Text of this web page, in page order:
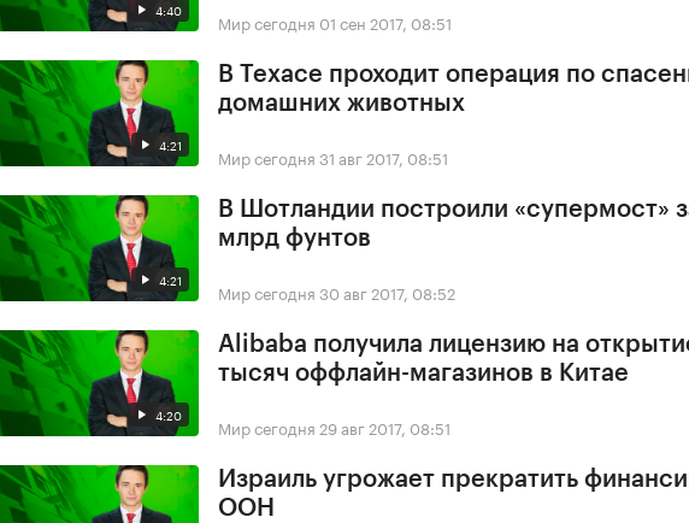
4:40 Мир сегодня 01 сен 2017, 08:51
4:21
В Техасе проходит операция по
домашних животных
Мир сегодня 31 авг 2017, 08:51
4:21
В Шотландии построили «супермост»
млрд фунтов
Мир сегодня 30 авг 2017, 08:52
4:20
Alibaba получила лицензию на
тысяч оффлайн-магазинов в Китае
Мир сегодня 29 авг 2017, 08:51
Израиль угрожает прекратить
ООН